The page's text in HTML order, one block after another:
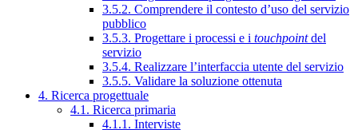
3.5.2. Comprendere il contesto d’uso del servizio
pubblico
3.5.3. Progettare i processi e i touchpointdel
servizio
3.5.4. Realizzare l’interfaccia utente del servizio
3.5.5. Validare la soluzione ottenuta
4. Ricerca progettuale
4.1. Ricerca primaria
4.1.1. Interviste